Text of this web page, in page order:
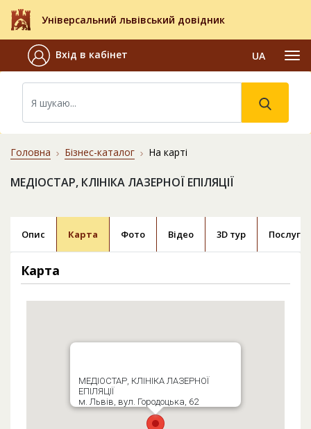
Універсальний львівський довідник
Вхід в кабінет UA
Головна Бізнес-каталог На карті
МЕДІОСТАР, КЛІНІКА ЛАЗЕРНОЇ ЕПІЛЯЦІЇ
Опис Карта Фото Відео 3D тур Послуги
Карта
МЕДІОСТАР, КЛІНІКА ЛАЗЕРНОЇ
ЕПІЛЯЦІЇ
м. Львів, вул. Городоцька, 62